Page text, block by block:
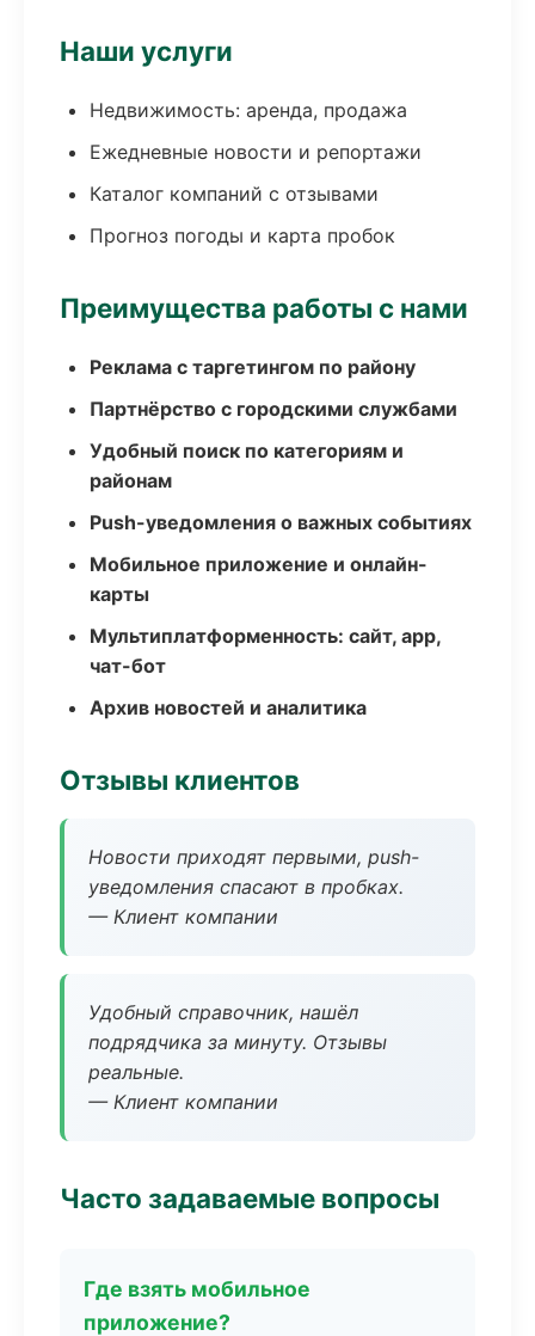
Наши услуги
Недвижимость: аренда, продажа
Ежедневные новости и репортажи
Каталог компаний с отзывами
Прогноз погоды и карта пробок
Преимущества работы с нами
Реклама с таргетингом по району
Партнёрство с городскими службами
Удобный поиск по категориям и
районам
Push-уведомления о важных событиях
Мобильное приложение и онлайн-
карты
Мультиплатформенность: сайт, app,
чат-бот
Архив новостей и аналитика
Отзывы клиентов
Новости приходят первыми, push-
уведомления спасают в пробках.
— Клиент компании
Удобный справочник, нашёл
подрядчика за минуту. Отзывы
реальные.
— Клиент компании
Часто задаваемые вопросы
Где взять мобильное
приложение?